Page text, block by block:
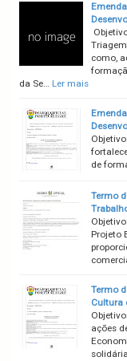
como,
da Se… Ler mais
de
Termo
Projeto
Termo
Cultura
ações